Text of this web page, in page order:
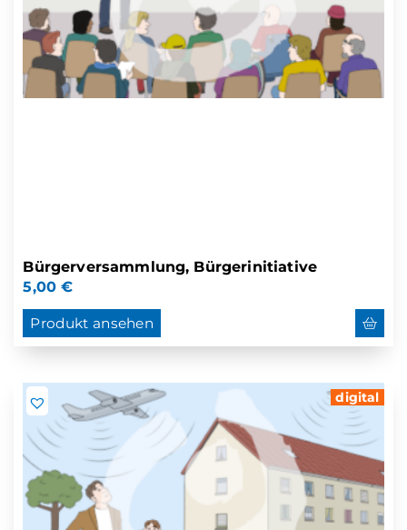
Bürgerversammlung, Bürgerinitiative
5,00€
Produkt ansehen
digital